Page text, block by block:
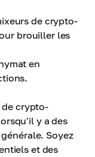
de crypto-
brouiller les
en
de crypto-
y a des
Soyez
et des